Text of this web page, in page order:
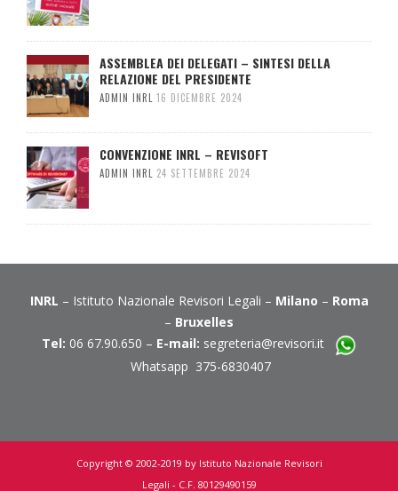
ASSEMBLEA DEI DELEGATI – SINTESI DELLA
RELAZIONE DEL PRESIDENTE
ADMIN INRL 16 DICEMBRE 2024
CONVENZIONE INRL – REVISOFT
ADMIN INRL 24 SETTEMBRE 2024
INRL – Istituto Nazionale Revisori Legali – Milano – Roma
– Bruxelles
Tel: 06 67.90.650 – E-mail: segreteria@revisori.it
Whatsapp 375-6830407
Copyright © 2002-2019 by Istituto Nazionale Revisori
Legali - C.F. 80129490159